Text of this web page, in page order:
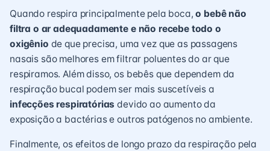
Quando respira principalmente pela boca,o bebê não
filtra o ar adequadamente e não recebe todo o
oxigênio de que precisa, uma vez que as passagens
nasais são melhores em filtrar poluentes do ar que
respiramos. Além disso, os bebês que dependem da
respiração bucal podem ser mais suscetíveis a
infecções respiratórias devido ao aumento da
exposição a bactérias e outros patógenos no ambiente.
Finalmente, os efeitos de longo prazo da respiração pela